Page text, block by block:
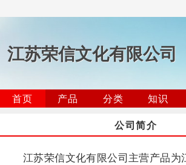
江苏荣信文化有限公司
首页 产品 分类 知识
公司简介
江苏荣信文化有限公司主营产品为